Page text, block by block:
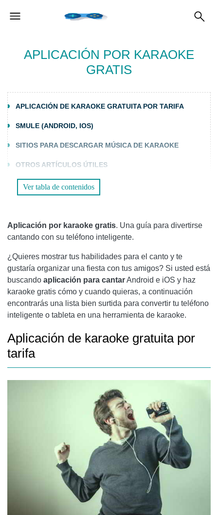
APLICACIÓN POR KARAOKE
GRATIS
APLICACIÓN DE KARAOKE GRATUITA POR TARIFA
SMULE (ANDROID, IOS)
SITIOS PARA DESCARGAR MÚSICA DE KARAOKE
OTROS ARTÍCULOS ÚTILES
Ver tabla de contenidos
Aplicación por karaoke gratis. Una guía para divertirse
cantando con su teléfono inteligente.
¿Quieres mostrar tus habilidades para el canto y te
gustaría organizar una fiesta con tus amigos? Si usted está
buscando aplicación para cantarAndroid e iOS y haz
karaoke gratis cómo y cuando quieras, a continuación
encontrarás una lista bien surtida para convertir tu teléfono
inteligente o tableta en una herramienta de karaoke.
Aplicación de karaoke gratuita por
tarifa